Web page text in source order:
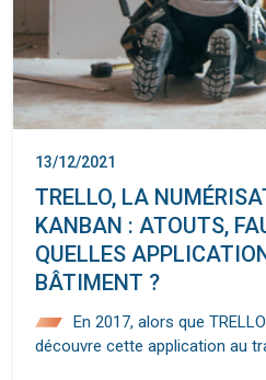
13/12/2021
TRELLO, LA
KANBAN : ATOUTS,
QUELLES
BÂTIMENT ?
En 2017, alors que
découvre cette application au